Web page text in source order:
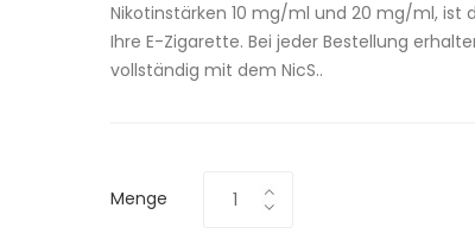
Nikotinstärken 10 mg/ml und 20 mg/ml, ist
Ihre E-Zigarette. Bei jeder Bestellung
vollständig mit dem NicS..
Menge